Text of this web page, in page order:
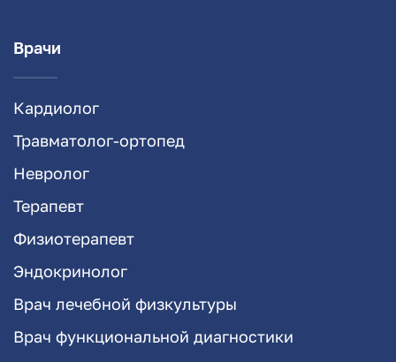
Врачи
Кардиолог
Травматолог-ортопед
Невролог
Терапевт
Физиотерапевт
Эндокринолог
Врач лечебной физкультуры
Врач функциональной диагностики